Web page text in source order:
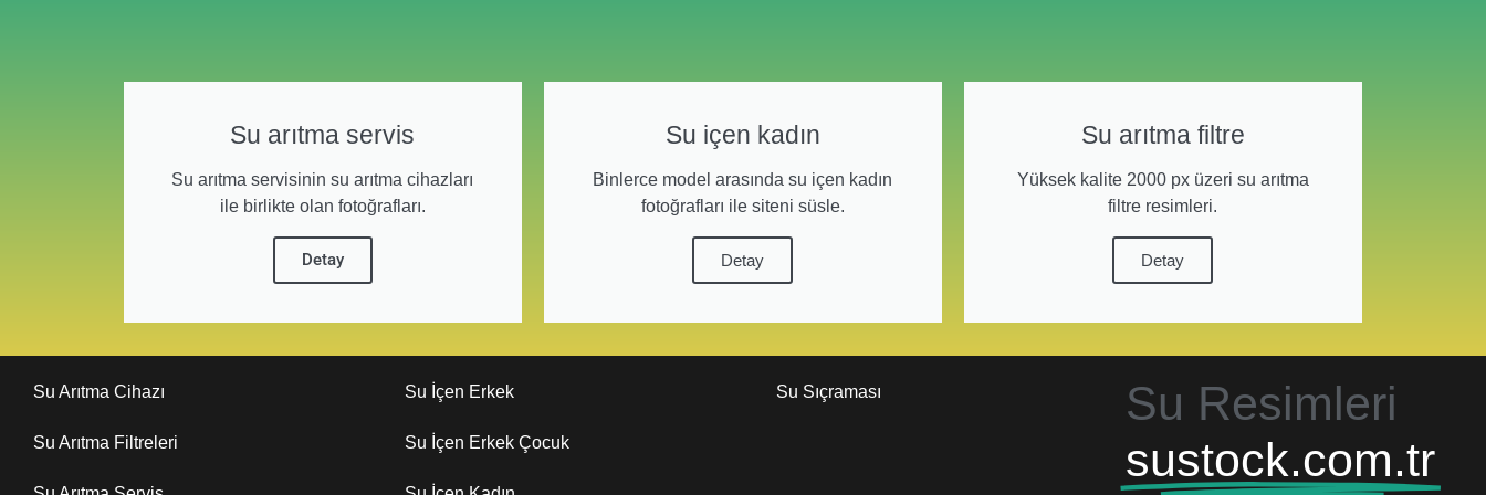
Su arıtma servis
Su arıtma servisinin su arıtma cihazları
ile birlikte olan fotoğrafları.
Detay
Su içen kadın
Binlerce model arasında su içen kadın
fotoğrafları ile siteni süsle.
Detay
Su arıtma filtre
Yüksek kalite 2000 px üzeri su arıtma
filtre resimleri.
Detay
Su Arıtma Cihazı
Su Arıtma Filtreleri
Su İçen Erkek
Su İçen Erkek Çocuk
Su Sıçraması
Su Resimleri
sustock.com.tr